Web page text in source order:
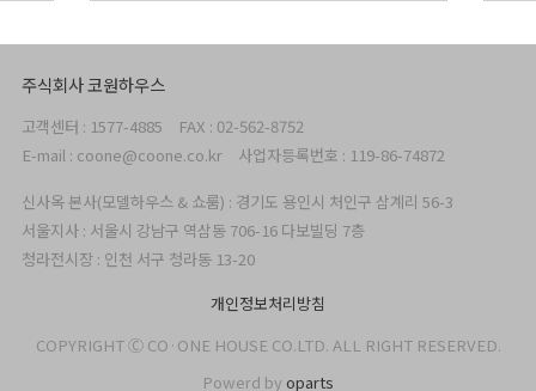
주식회사 코원하우스
고객센터 : 1577-4885
FAX : 02-562-8752
E-mail : coone@coone.co.kr
사업자등록번호 : 119-86-74872
신사옥 본사(모델하우스 & 쇼룸) : 경기도 용인시 처인구 삼계리 56-3
서울지사 : 서울시 강남구 역삼동 706-16 다보빌딩 7층
청라전시장 : 인천 서구 청라동 13-20
개인정보처리방침
COPYRIGHT Ⓒ CO·ONE HOUSE CO.LTD. ALL RIGHT RESERVED.
Powerd byoparts